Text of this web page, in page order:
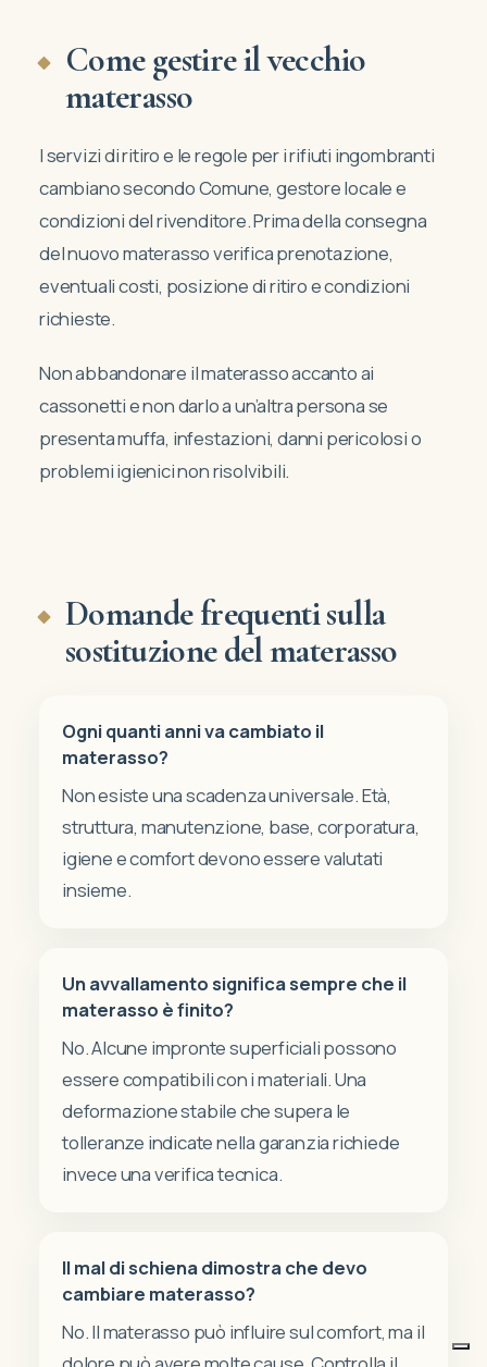
Come gestire il vecchio
materasso
I servizi di ritiro e le regole per i rifiuti ingombranti
cambiano secondo Comune, gestore locale e
condizioni del rivenditore. Prima della consegna
del nuovo materasso verifica prenotazione,
eventuali costi, posizione di ritiro e condizioni
richieste.
Non abbandonare il materasso accanto ai
cassonetti e non darlo a un’altra persona se
presenta muffa, infestazioni, danni pericolosi o
problemi igienici non risolvibili.
Domande frequenti sulla
sostituzione del materasso
Ogni quanti anni va cambiato il
materasso?
Non esiste una scadenza universale. Età,
struttura, manutenzione, base, corporatura,
igiene e comfort devono essere valutati
insieme.
Un avvallamento significa sempre che il
materasso è finito?
No. Alcune impronte superficiali possono
essere compatibili con i materiali. Una
deformazione stabile che supera le
tolleranze indicate nella garanzia richiede
invece una verifica tecnica.
Il mal di schiena dimostra che devo
cambiare materasso?
No. Il materasso può influire sul comfort, ma il